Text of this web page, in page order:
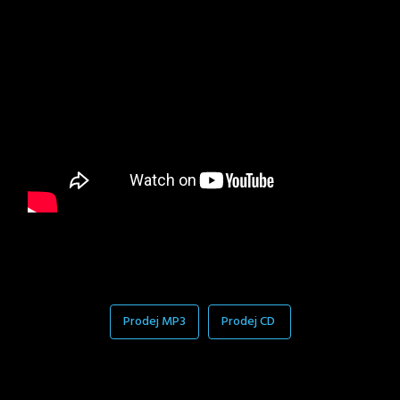
Prodej MP3 Prodej CD